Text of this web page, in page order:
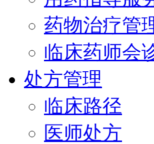
药物治疗管
临床药师会
处方管理
临床路径
医师处方